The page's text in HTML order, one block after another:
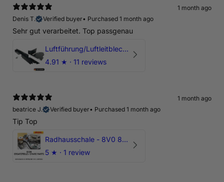
1 month ago
Denis T.
Verified buyer• Purchased 1 month ago
Sehr gut verarbeitet. Top passgenau
Luftführung/Luftleitblech 5" 125mm offene Ansaugung HPerformance
4.91 ★ · 11 reviews
1 month ago
beatrice J.
Verified buyer• Purchased 1 month ago
Tip Top
Radhausschale - 8V0 821 191 C - Original Ersatzteil für Audi RS3 Sportback
5 ★ · 1 review